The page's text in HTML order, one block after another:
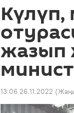
жазып
13:06 26.11.2022